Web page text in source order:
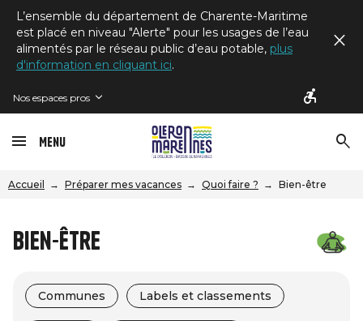
L’ensemble du département de Charente-Maritime
est placé en niveau "Alerte" pour les usages de l’eau
alimentés par le réseau public d’eau potable, plus
d'information en cliquant ici.
Nos espaces pros
Menu
Accueil Préparer mes vacances Quoi faire ? Bien-être
Bien-être
Communes Labels et classements